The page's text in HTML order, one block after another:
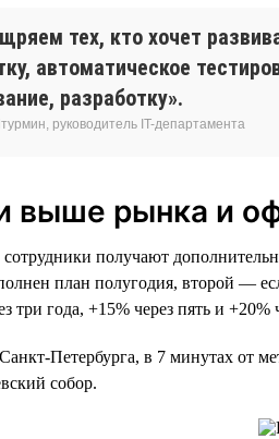
тех, кто хочет
автоматическое
разработку».
руководитель IT-департамента
выше рынка и
получают
план полугодия, второй —
три года, +15% через пять и
Петербурга, в 7 минутах от
собор.